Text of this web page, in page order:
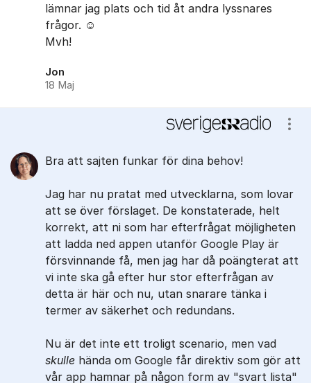
lämnar jag plats och tid åt andra lyssnares
frågor. ☺️
Mvh!
Jon
18 Maj
Bra att sajten funkar för dina behov!
Jag har nu pratat med utvecklarna, som lovar
att se över förslaget. De konstaterade, helt
korrekt, att ni som har efterfrågat möjligheten
att ladda ned appen utanför Google Play är
försvinnande få, men jag har då poängterat att
vi inte ska gå efter hur stor efterfrågan av
detta är här och nu, utan snarare tänka i
termer av säkerhet och redundans.
Nu är det inte ett troligt scenario, men vad
skulle hända om Google får direktiv som gör att
vår app hamnar på någon form av "svart lista"